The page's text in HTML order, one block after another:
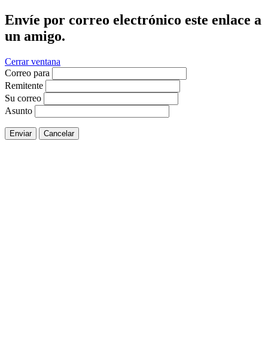
Envíe por correo electrónico este enlace a
un amigo.
Cerrar ventana
Correo para
Remitente
Su correo
Asunto
Enviar Cancelar